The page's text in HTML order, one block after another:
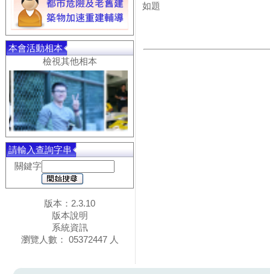
本會活動相本
檢視其他相本
請輸入查詢字串
關鍵字
版本：2.3.10
版本說明
系統資訊
瀏覽人數： 05372447 人
如題